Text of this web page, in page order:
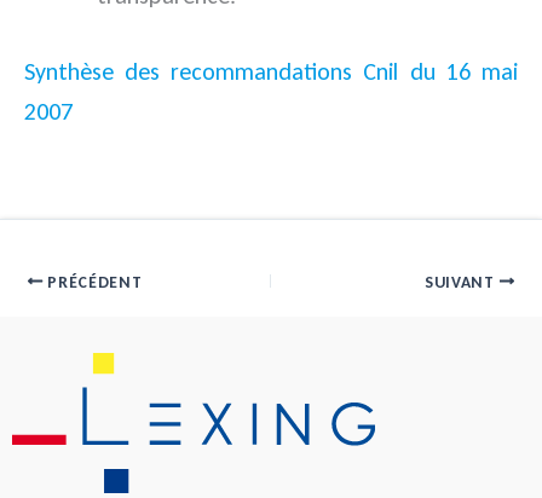
Synthèse des recommandations Cnil du 16 mai
2007
PRÉCÉDENT SUIVANT